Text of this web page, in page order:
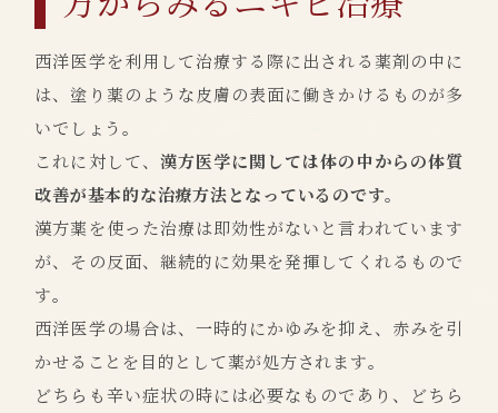
西洋医学を利用して治療する際に出される薬剤の中に
は、塗り薬のような皮膚の表面に働きかけるものが多
いでしょう。
これに対して、 漢方医学に関しては体の中からの体質
改善が基本的な治療方法となっているのです。
漢方薬を使った治療は即効性がないと言われています
が、その反面、継続的に効果を発揮してくれるもので
す。
西洋医学の場合は、一時的にかゆみを抑え、赤みを引
かせることを目的として薬が処方されます。
どちらも辛い症状の時には必要なものであり、どちら